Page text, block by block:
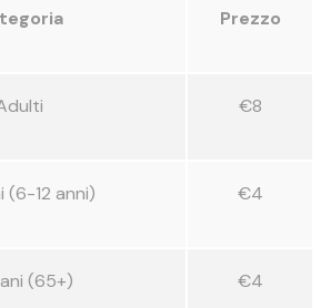
Prezzo
€8
(6-12 anni) €4
(65+) €4